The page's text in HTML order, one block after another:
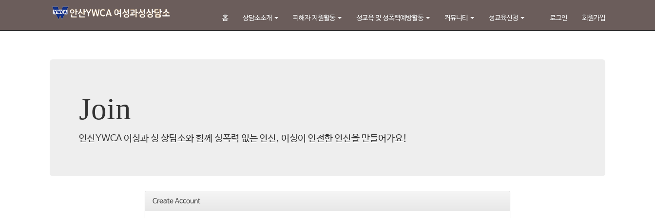
홈 상담소소개 피해자 지원활동 성교육 및 성폭력예방활동 커뮤니티 성교육신청 로그인 회원가입
Join
안산YWCA 여성과 성 상담소와 함께 성폭력 없는 안산, 여성이 안전한 안산을 만들어가요!
Create Account